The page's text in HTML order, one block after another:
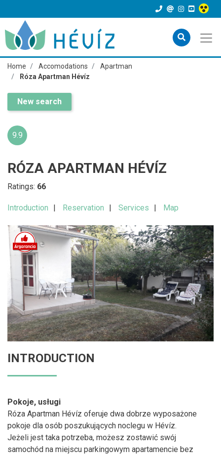
Home Accomodations
Apartman
Róza Apartman Hévíz
New search
9.9
RÓZA APARTMAN HÉVÍZ
Ratings: 66
Introduction Reservation Services Map
INTRODUCTION
Pokoje, usługi
Róza Apartman Hévíz oferuje dwa dobrze wyposażone
pokoje dla osób poszukujących noclegu w Hévíz.
Jeżeli jest taka potrzeba, możesz zostawić swój
samochód na miejscu parkingowym apartamencie bez